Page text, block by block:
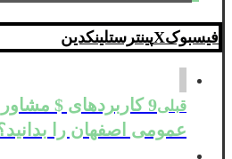
فیسبوکXپینترستلینکدین
قبلی
9 کاربردهای $
عمومی اصفهان را